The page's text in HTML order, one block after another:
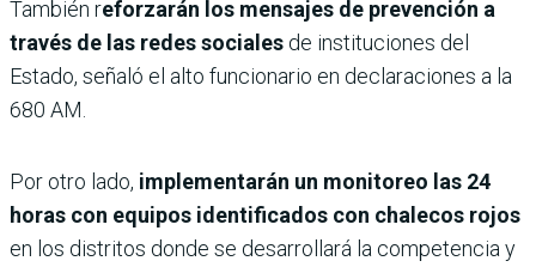
También reforzarán los mensajes de prevención a
través de las redes sociales de instituciones del
Estado, señaló el alto funcionario en declaraciones a la
680 AM.
Por otro lado, implementarán un monitoreo las 24
horas con equipos identificados con chalecos rojos
en los distritos donde se desarrollará la competencia y